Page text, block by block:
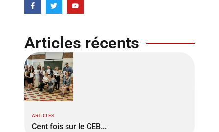
Articles récents
ARTICLES
Cent fois sur le CEB...